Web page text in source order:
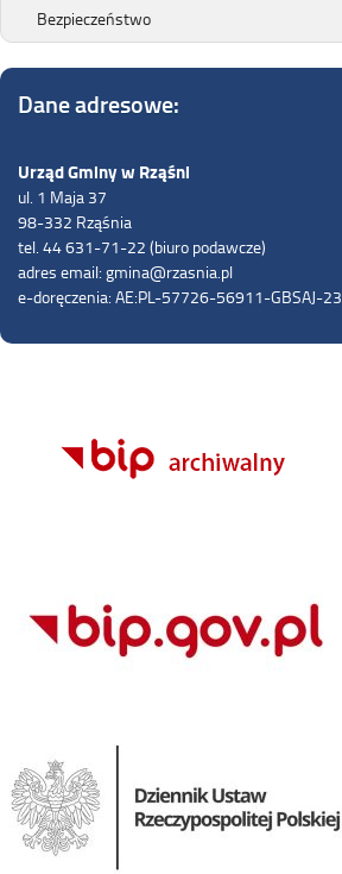
Bezpieczeństwo
Dane adresowe:
Urząd Gminy w Rząśni
ul. 1 Maja 37
98-332 Rząśnia
tel. 44 631-71-22 (biuro podawcze)
adres email: gmina@rzasnia.pl
e-doręczenia: AE:PL-57726-56911-GBSAJ-23